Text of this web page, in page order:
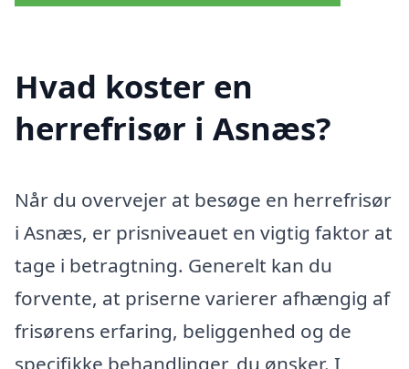
Hvad koster en
herrefrisør i Asnæs?
Når du overvejer at besøge en herrefrisør
i Asnæs, er prisniveauet en vigtig faktor at
tage i betragtning. Generelt kan du
forvente, at priserne varierer afhængig af
frisørens erfaring, beliggenhed og de
specifikke behandlinger, du ønsker. I